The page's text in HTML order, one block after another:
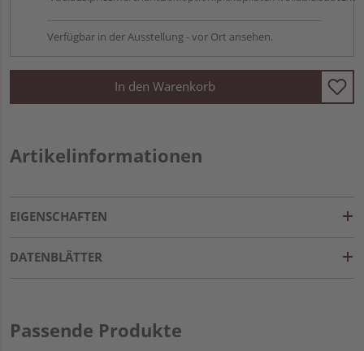
Verfügbar in der Ausstellung - vor Ort ansehen.
In den Warenkorb
Artikelinformationen
EIGENSCHAFTEN
DATENBLÄTTER
Passende Produkte